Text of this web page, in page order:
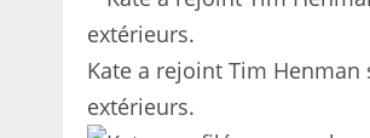
Kate a rejoint Tim Henman
extérieurs.